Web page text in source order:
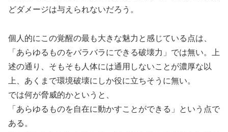
どダメージは与えられないだろう。
個人的にこの覚醒の最も大きな魅力と感じている点は、
「あらゆるものをバラバラにできる破壊力」では無い。上
述の通り、そもそも人体には通用しないことが濃厚な以
上、あくまで環境破壊にしか役に立ちそうに無い。
では何が脅威的かというと、
「あらゆるものを自在に動かすことができる」という点で
ある。